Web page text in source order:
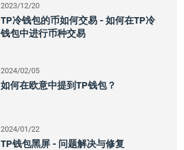
2023/12/20
TP冷钱包的币如何交易 - 如何在TP冷
钱包中进行币种交易
2024/02/05
如何在欧意中提到TP钱包？
2024/01/22
TP钱包黑屏 - 问题解决与修复